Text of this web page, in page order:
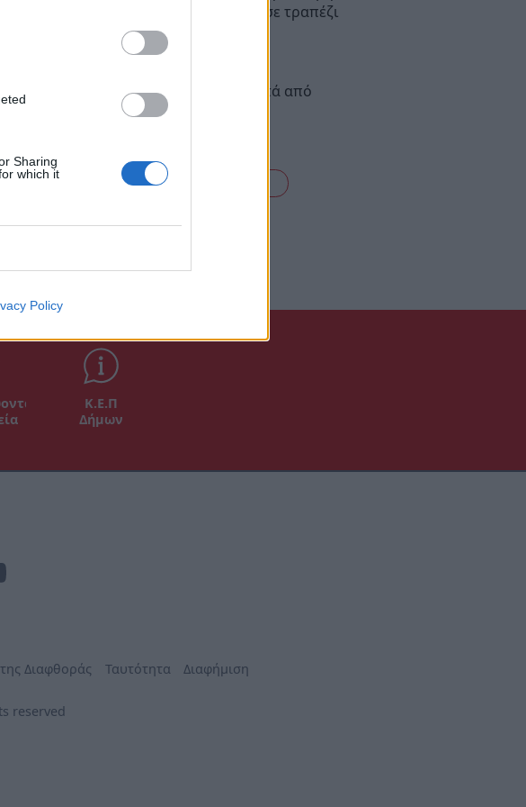
Sharing
which it
Policy
για ανήλικη που καθόταν σε τραπέζι
επιχείρησης
Νέα Μανωλάδα: Φωτιά μετά από
έκρηξη σε σπίτι (photos)
Δείτε όλες τις ειδήσεις
Κ.Ε.Π
Δήμων
Διαφθοράς Ταυτότητα Διαφήμιση
reserved